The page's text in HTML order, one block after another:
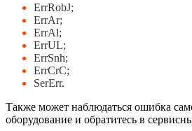
ErrRobJ;
ErrAr;
ErrAl;
ErrUL;
ErrSnh;
ErrCrC;
SerErr.
Также может наблюдаться ошибка
оборудование и обратитесь в